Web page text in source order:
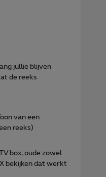
jullie blijven
de reeks
van een
reeks)
box, oude zowel
bekijken dat werkt